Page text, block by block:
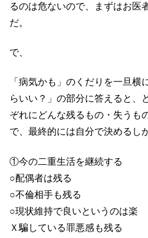
るのは危ないので、まずはお医
だ。
で、
「病気かも」のくだりを一旦横
らいい？」の部分に答えると、
ぞれにどんな残るもの・失うも
で、最終的には自分で決めるし
①今の二重生活を継続する
○配偶者は残る
○不倫相手も残る
○現状維持で良いというのは楽
Ｘ騙している罪悪感も残る